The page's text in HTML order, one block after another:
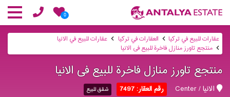
0
عقارات للبيع في تركيا العقارات في تركيا
عقارات للبيع في الانيا
منتجع تاورز منازل فاخرة للبیع فی الانیا
منتجع تاورز منازل فاخرة للبیع فی الانیا
الانيا / Center رقم العقار: 7497 شقق للبيع